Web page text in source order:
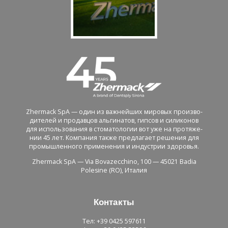
Zhermack SpA — один из важ­ней­ших ми­ро­вых про­из­во­
ди­те­лей и про­дав­цов аль­ги­на­тов, гип­сов и си­ли­ко­нов
для ис­поль­зо­ва­ния в сто­ма­то­ло­гии вот уже на про­тя­же­
нии 45 лет. Ком­па­ния также пред­ла­га­ет ре­ше­ния для
про­мыш­лен­но­го при­ме­не­ния и ин­ду­стрии здо­ро­вья.
Zhermack SpA — Via Bovazecchino, 100 — 45021 Badia
Polesine (RO), Ита­лия
Кон­так­ты
Тел: +39 0425 597611